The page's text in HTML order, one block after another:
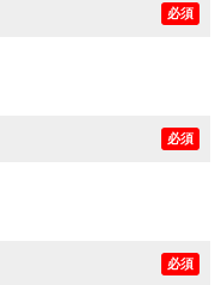
必須
必須
必須